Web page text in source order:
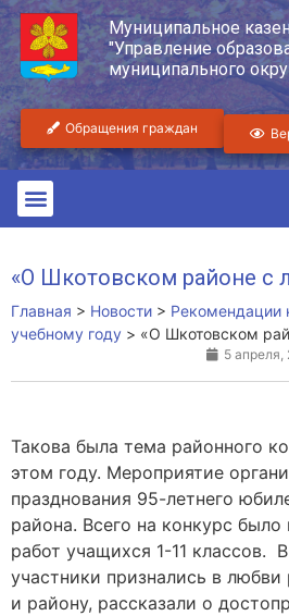
Муниципальное
"Управление
муниципального
Обращения граждан
«О Шкотовском районе с
Главная > Новости > Рекомендации
учебному году > «О Шкотовском
5 апреля,
Такова была тема районного
этом году. Мероприятие
празднования 95-летнего
района. Всего на конкурс было
работ учащихся 1-11 классов.
участники признались в
и району, рассказали о